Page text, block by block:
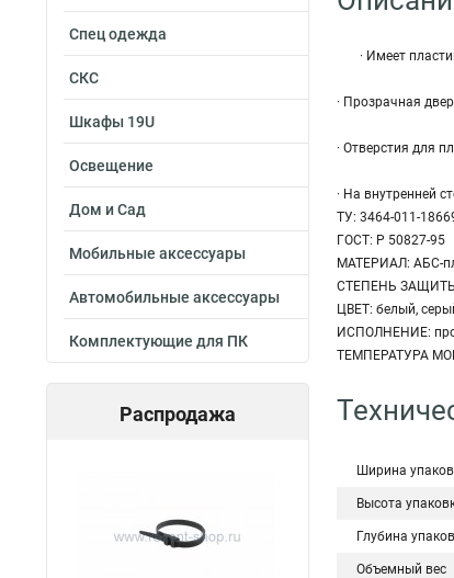
Спец одежда
СКС
Шкафы 19U
Освещение
Дом и Сад
Мобильные аксессуары
Автомобильные аксессуары
Комплектующие для ПК
Распродажа
· Имеет
· Прозрачная
· Отверстия для
· На внутренней
ТУ: 3464-011-
ГОСТ: P 50827-95
МАТЕРИАЛ: АБС-
СТЕПЕНЬ
ЦВЕТ: белый,
ИСПОЛНЕНИЕ:
ТЕМПЕРАТУРА
Ширина
Высота
Глубина
Объемный вес